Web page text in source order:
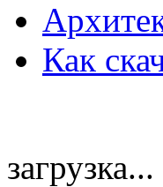
Как
загрузка...